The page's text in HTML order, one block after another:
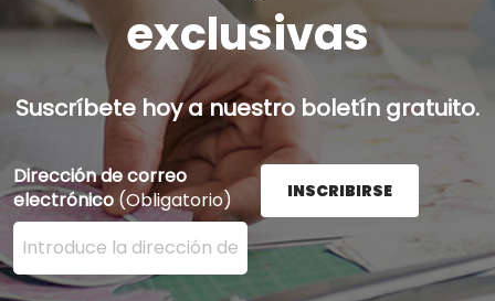
exclusivas
Suscríbete hoy a nuestro boletín gratuito.
Dirección de correo
electrónico (Obligatorio)
Ingrese su dirección de correo electrónico aquí y
INSCRIBIRSE